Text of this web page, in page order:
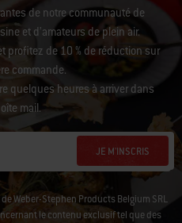
de notre communauté de
et d’amateurs de plein air.
profitez de 10 % de réduction sur
commande.
quelques heures à arriver dans
mail.
JE M'INSCRIS
Weber-Stephen Products Belgium SRL
le contenu exclusif tel que des